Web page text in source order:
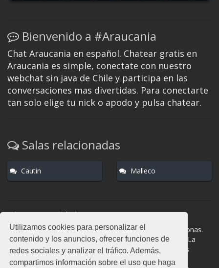
Utilizamos cookies para personalizar el
contenido y los anuncios, ofrecer funciones de
redes sociales y analizar el tráfico. Además,
compartimos información sobre el uso que haga
Bienvenido a #Araucania
Chat Araucania en español. Chatear gratis en
Araucania es simple, conectate con nuestro
webchat sin java de Chile y participa en las
conversaciones mas divertidas. Para conectarte
tan solo elige tu nick o apodo y pulsa chatear.
Salas relacionadas
Cautin Malleco
Normas del chat
#Araucania es una sala donde participan cientos de personas.
Mantén la educación y compórtate como en la vida real. La
privacidad de los usuarios es muy importante, no facilites
información de terceros. Todas las salas cuentan con